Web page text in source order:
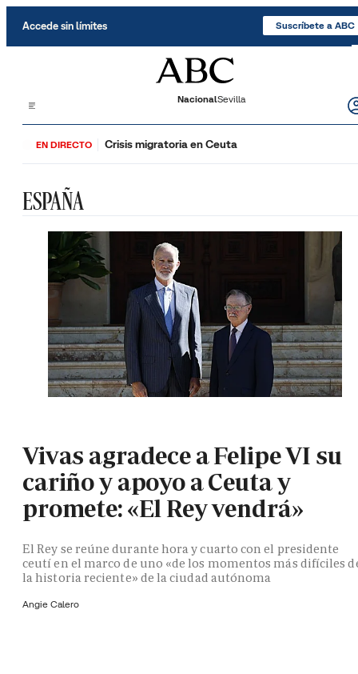
Accede sin límites Suscríbete a ABC
NacionalSevilla
EN DIRECTO Crisis migratoria en Ceuta
ESPAÑA
Vivas agradece a Felipe VI su
cariño y apoyo a Ceuta y
promete: «El Rey vendrá»
El Rey se reúne durante hora y cuarto con el presidente
ceutí en el marco de uno «de los momentos más difíciles
la historia reciente» de la ciudad autónoma
Angie Calero